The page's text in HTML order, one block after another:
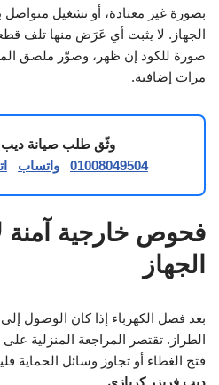
بصورة غير معتادة، أو تشغيل
الجهاز. لا يثبت أي عَرَض منها تلف
صورة للكود إن ظهر، وصوّر ملصق
مرات إضافية.
وثّق طلب صيانة ديب
01008049504
واتساب
فحوص خارجية آمنة
الجهاز
بعد فصل الكهرباء إذا كان الوصول
الطراز. تقتصر المراجعة المنزلية على
فتح الغطاء أو تجاوز وسائل الحماية
ديب فريزر كريازي